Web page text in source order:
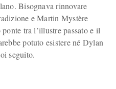
Bisognava rinnovare
e Martin Mystère
tra l’illustre passato e il
potuto esistere né Dylan
seguito.